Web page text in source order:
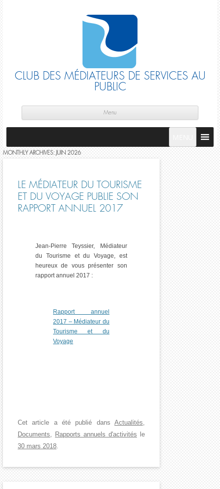
CLUB DES MÉDIATEURS DE SERVICES AU
PUBLIC
Menu
MONTHLY ARCHIVES: JUIN 2026
LE MÉDIATEUR DU TOURISME
ET DU VOYAGE PUBLIE SON
RAPPORT ANNUEL 2017
Jean-Pierre Teyssier, Médiateur
du Tourisme et du Voyage, est
heureux de vous présenter son
rapport annuel 2017 :
Rapport annuel
2017 – Médiateur du
Tourisme et du
Voyage
Cet article a été publié dans Actualités,
Documents, Rapports annuels d'activités le
30 mars 2018.